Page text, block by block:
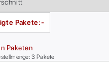
Pakete:-
Paketen
3 Pakete